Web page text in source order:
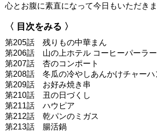
心とお腹に素直になって今日もいただきま
〈 目次をみる 〉
第205話 残りもの中華まん
第206話 山の上ホテル コーヒーパーラ
第207話 杏のコンポート
第208話 冬瓜の冷やしあんかけチャーハ
第209話 お好み焼き串
第210話 丑の日づくし
第211話 ハウピア
第212話 乾パンのミガス
第213話 腸活鍋